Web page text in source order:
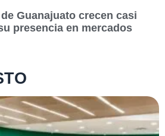
Guanajuato crecen casi
presencia en mercados